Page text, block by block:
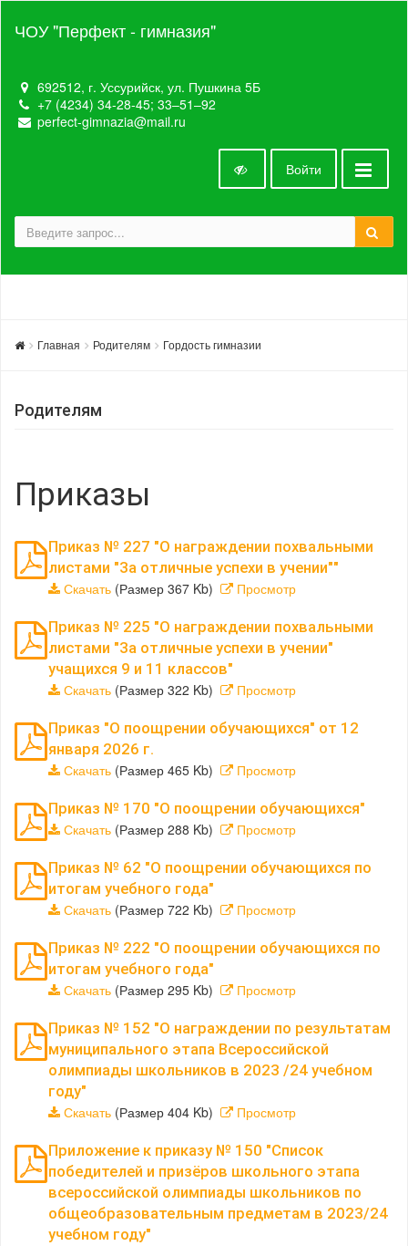
ЧОУ "Перфект - гимназия"
692512, г. Уссурийск, ул. Пушкина 5Б
+7 (4234) 34-28-45; 33‒51‒92
perfect-gimnazia@mail.ru
Войти
Главная Родителям Гордость гимназии
Родителям
Приказы
Приказ № 227 "О награждении похвальными
листами "За отличные успехи в учении""
Скачать (Размер 367 Kb) Просмотр
Приказ № 225 "О награждении похвальными
листами "За отличные успехи в учении"
учащихся 9 и 11 классов"
Скачать (Размер 322 Kb) Просмотр
Приказ "О поощрении обучающихся" от 12
января 2026 г.
Скачать (Размер 465 Kb) Просмотр
Приказ № 170 "О поощрении обучающихся"
Скачать (Размер 288 Kb) Просмотр
Приказ № 62 "О поощрении обучающихся по
итогам учебного года"
Скачать (Размер 722 Kb) Просмотр
Приказ № 222 "О поощрении обучающихся по
итогам учебного года"
Скачать (Размер 295 Kb) Просмотр
Приказ № 152 "О награждении по результатам
муниципального этапа Всероссийской
олимпиады школьников в 2023 /24 учебном
году"
Скачать (Размер 404 Kb) Просмотр
Приложение к приказу № 150 "Список
победителей и призёров школьного этапа
всероссийской олимпиады школьников по
общеобразовательным предметам в 2023/24
учебном году"